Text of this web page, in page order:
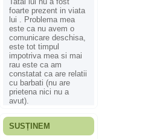
foarte prezent in viata
lui . Problema mea
este ca nu avem o
comunicare deschisa,
este tot timpul
impotriva mea si mai
rau este ca am
constatat ca are relatii
cu barbati (nu are
prietena nici nu a
avut).
Fiica mea s-a nascut
SUSȚINEM